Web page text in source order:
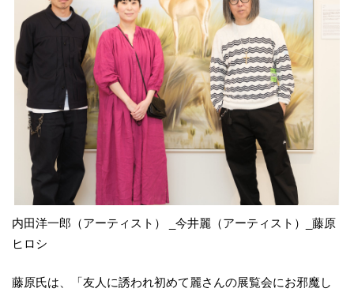
内田洋一郎（アーティスト） _今井麗（アーティスト）_藤原
ヒロシ
藤原氏は、「友人に誘われ初めて麗さんの展覧会にお邪魔し